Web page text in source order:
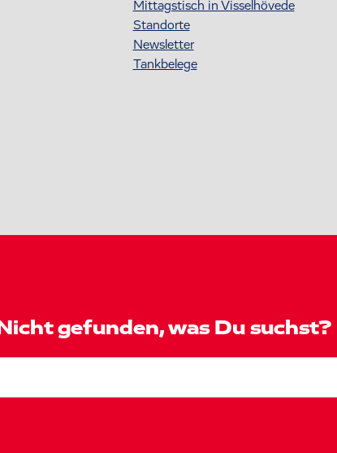
Mittagstisch in Visselhövede
Standorte
Newsletter
Tankbelege
Nicht gefunden, was Du suchst?